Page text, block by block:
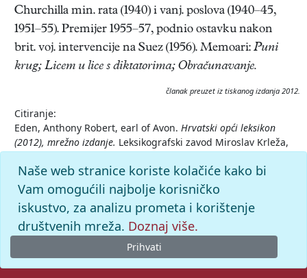
Churchilla min. rata (1940) i vanj. poslova (1940–45,
1951–55). Premijer 1955–57, podnio ostavku nakon
brit. voj. intervencije na Suez (1956). Memoari: Puni
krug; Licem u lice s diktatorima; Obračunavanje.
članak preuzet iz tiskanog izdanja 2012.
Citiranje:
Eden, Anthony Robert, earl of Avon. Hrvatski opći leksikon
(2012), mrežno izdanje. Leksikografski zavod Miroslav Krleža,
2026. Pristupljeno 10.8.2026.
<https://hol2.lzmk.hr/clanak/eden-anthony-robert-earl-of-
avon>.
Naše web stranice koriste kolačiće kako bi
Vam omogućili najbolje korisničko
iskustvo, za analizu prometa i korištenje
društvenih mreža. Doznaj više.
Prihvati
© 2026. -Leksikografski zavodMiroslav Krleža